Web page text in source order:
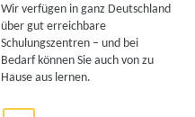
Wir verfügen in ganz Deutschland
über gut erreichbare
Schulungszentren – und bei
Bedarf können Sie auch von zu
Hause aus lernen.